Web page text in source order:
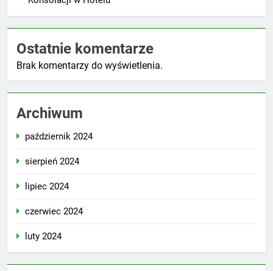
Ostatnie komentarze
Brak komentarzy do wyświetlenia.
Archiwum
październik 2024
sierpień 2024
lipiec 2024
czerwiec 2024
luty 2024